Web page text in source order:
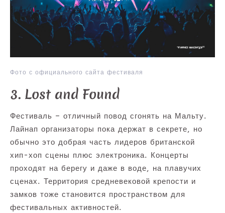
Фото с официального сайта фестиваля
3. Lost and Found
Фестиваль – отличный повод сгонять на Мальту.
Лайнап организаторы пока держат в секрете, но
обычно это добрая часть лидеров британской
хип-хоп сцены плюс электроника. Концерты
проходят на берегу и даже в воде, на плавучих
сценах. Территория средневековой крепости и
замков тоже становится пространством для
фестивальных активностей.